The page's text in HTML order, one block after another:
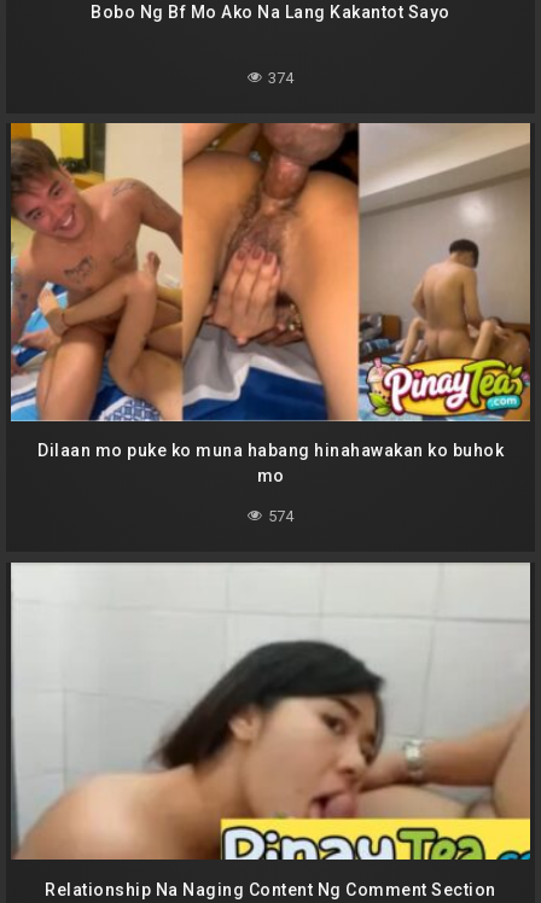
Bobo Ng Bf Mo Ako Na Lang Kakantot Sayo
374
Dilaan mo puke ko muna habang hinahawakan ko buhok
mo
574
Relationship Na Naging Content Ng Comment Section